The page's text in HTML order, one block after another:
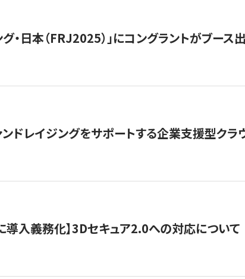
グ・日本（FRJ2025）」にコングラントがブー
ドレイジングをサポートする企業支援型クラ
導入義務化】3Dセキュア2.0への対応について